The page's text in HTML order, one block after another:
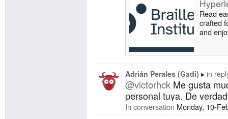
Read
crafted
and
Adrián Perales (Gadi) in
@victorhck Me gusta
personal tuya. De
In conversation Monday, 10-